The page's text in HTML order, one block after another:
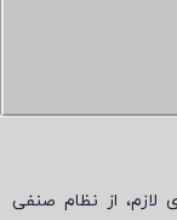
لازم، از نظام صنفی